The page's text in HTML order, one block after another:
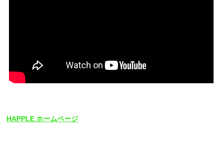
HAPPLE ホームページ